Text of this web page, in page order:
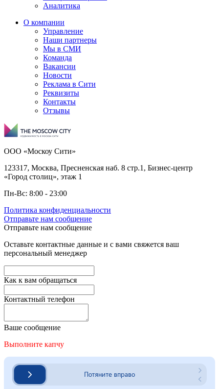
Аналитика
О компании
Управление
Наши партнеры
Мы в СМИ
Команда
Вакансии
Новости
Реклама в Сити
Реквизиты
Контакты
Отзывы
ООО «Москоу Сити»
123317, Москва, Пресненская наб. 8 стр.1, Бизнес-центр
«Город столиц», этаж 1
Пн-Вс: 8:00 - 23:00
Политика конфиденциальности
Отправьте нам сообщение
Отправьте нам сообщение
Оставьте контактные данные и с вами свяжется ваш
персональный менеджер
Как к вам обращаться
Контактный телефон
Ваше сообщение
Выполните капчу